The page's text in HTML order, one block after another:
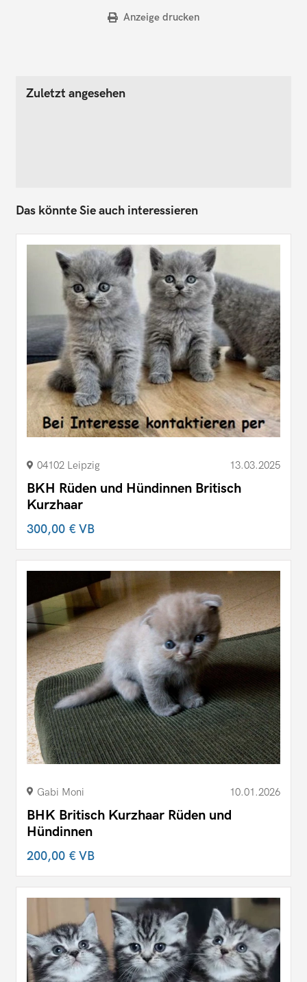
Anzeige drucken
Zuletzt angesehen
Das könnte Sie auch interessieren
04102 Leipzig 13.03.2025
BKH Rüden und Hündinnen Britisch
Kurzhaar
300,00 €VB
Gabi Moni 10.01.2026
BHK Britisch Kurzhaar Rüden und
Hündinnen
200,00 €VB